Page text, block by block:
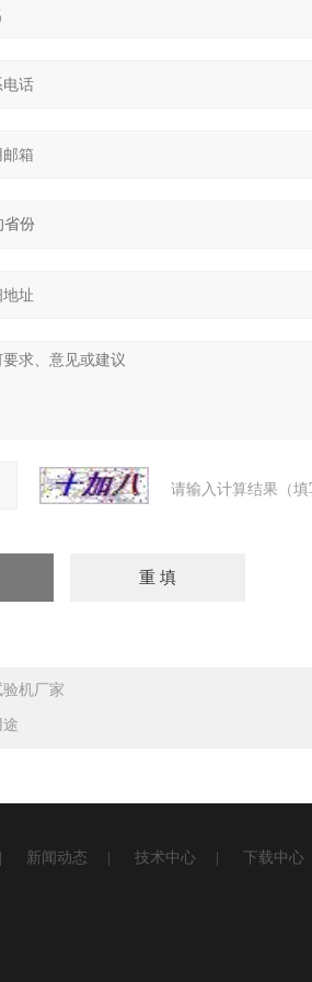
请输入计算结果（
机厂家
途
新闻动态 技术中心 下载中心